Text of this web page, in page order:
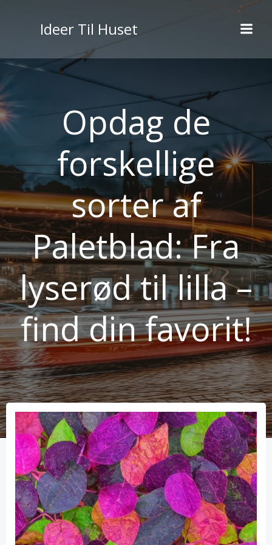
indhold
Ideer Til Huset
Opdag de
forskellige
sorter af
Paletblad: Fra
lyserød til lilla –
find din favorit!